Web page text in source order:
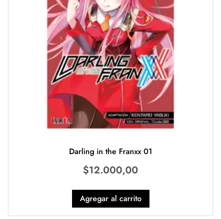
Darling in the Franxx 01
$12.000,00
Agregar al carrito